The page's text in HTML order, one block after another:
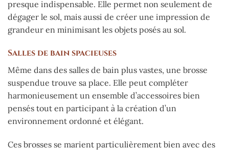
presque indispensable. Elle permet non seulement de
dégager le sol, mais aussi de créer une impression de
grandeur en minimisant les objets posés au sol.
Salles de bain spacieuses
Même dans des salles de bain plus vastes, une brosse
suspendue trouve sa place. Elle peut compléter
harmonieusement un ensemble d’accessoires bien
pensés tout en participant à la création d’un
environnement ordonné et élégant.
Ces brosses se marient particulièrement bien avec des